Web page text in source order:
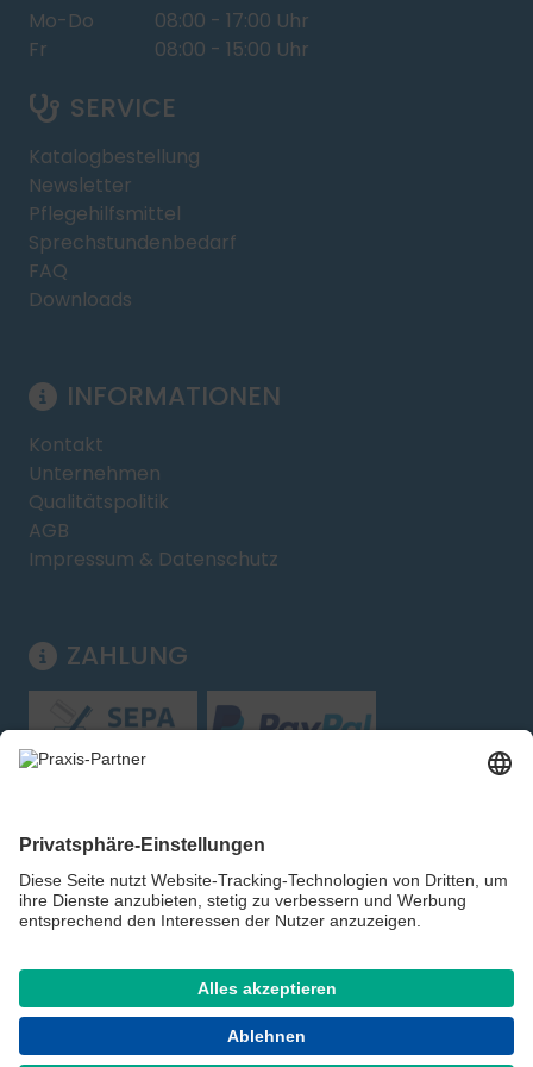
Mo-Do
08:00 - 17:00 Uhr
Fr
08:00 - 15:00 Uhr
SERVICE
Katalogbestellung
Newsletter
Pflegehilfsmittel
Sprechstundenbedarf
FAQ
Downloads
INFORMATIONEN
Kontakt
Unternehmen
Qualitätspolitik
AGB
Impressum & Datenschutz
ZAHLUNG
Folgen Sie uns:
Shop für Handel, Gewerbe und Behörden – kein